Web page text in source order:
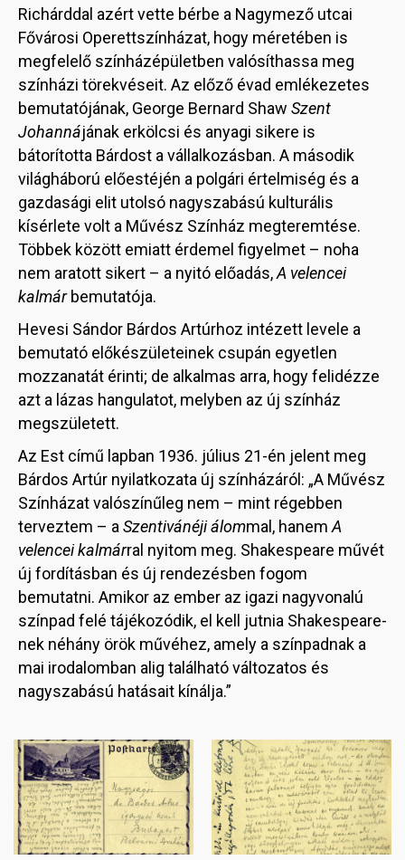
Richárddal azért vette bérbe a Nagymező utcai
Fővárosi Operettszínházat, hogy méretében is
megfelelő színházépületben valósíthassa meg
színházi törekvéseit. Az előző évad emlékezetes
bemutatójának, George Bernard Shaw Szent
Johannájának erkölcsi és anyagi sikere is
bátorította Bárdost a vállalkozásban. A második
világháború előestéjén a polgári értelmiség és a
gazdasági elit utolsó nagyszabású kulturális
kísérlete volt a Művész Színház megteremtése.
Többek között emiatt érdemel figyelmet – noha
nem aratott sikert – a nyitó előadás,A velencei
kalmárbemutatója.
Hevesi Sándor Bárdos Artúrhoz intézett levele a
bemutató előkészületeinek csupán egyetlen
mozzanatát érinti; de alkalmas arra, hogy felidézze
azt a lázas hangulatot, melyben az új színház
megszületett.
Az Est című lapban 1936. július 21-én jelent meg
Bárdos Artúr nyilatkozata új színházáról: „A Művész
Színházat valószínűleg nem – mint régebben
terveztem – a Szentivánéji álommal, hanem A
velencei kalmárral nyitom meg. Shakespeare művét
új fordításban és új rendezésben fogom
bemutatni. Amikor az ember az igazi nagyvonalú
színpad felé tájékozódik, el kell jutnia Shakespeare-
nek néhány örök művéhez, amely a színpadnak a
mai irodalomban alig található változatos és
nagyszabású hatásait kínálja.”
Image Image